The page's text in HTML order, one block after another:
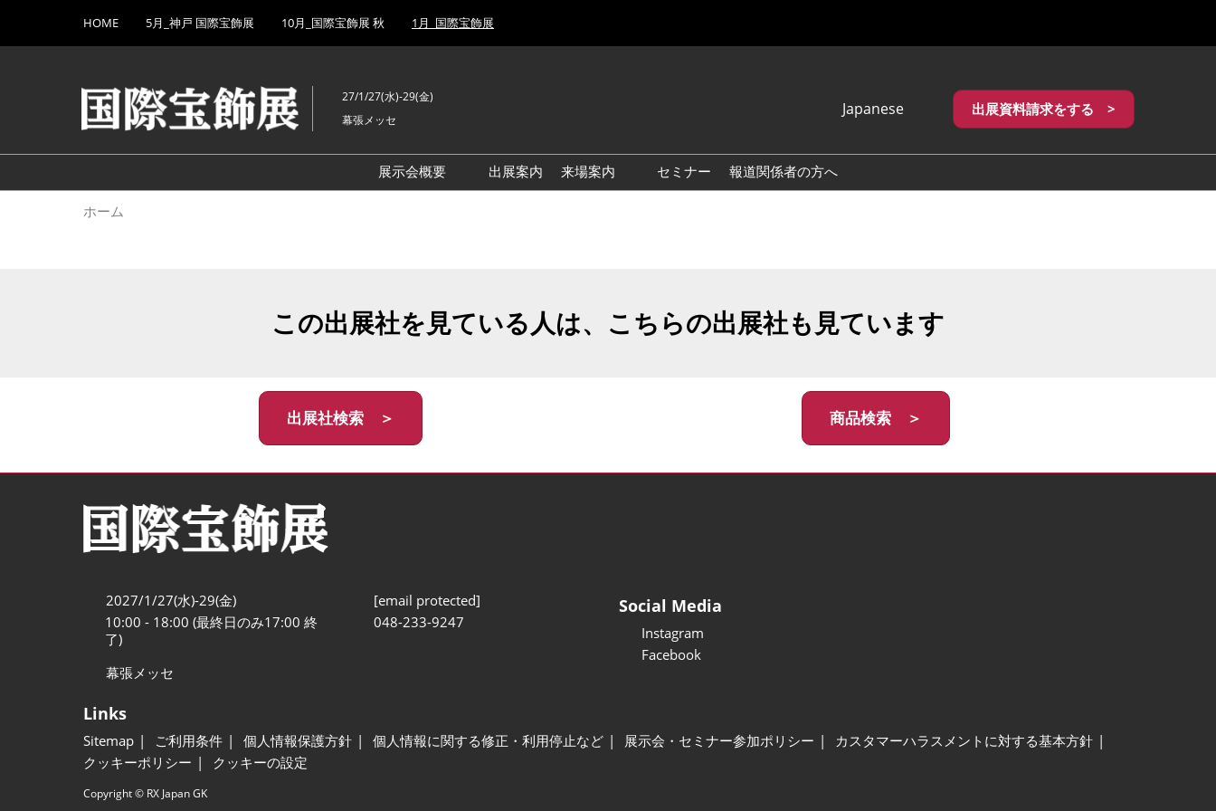
キ
し
て
to
HOME 5月_神戸 国際宝飾展 10月_国際宝飾展 秋 1月_国際宝飾展
27/1/27(水)-29(金)
幕張メッセ
Japanese
English
繁體中文
出展資料請求をする >
展示会概要
出展案内
来場案内
アクセス・来場ガイド
セミナー 報道関係者の方へ
ホーム
この出展社を見ている人は、こちらの出展社も見ています
出展社検索 ＞ 商品検索 ＞
2027/1/27(水)-29(金)
10:00 - 18:00 (最終日のみ17:00 終
了)
幕張メッセ
[email protected]
048-233-9247
Social Media
Instagram
Facebook
Links
Sitemap ご利用条件 個人情報保護方針 個人情報に関する修正・利用停止など 展示会・セミナー参加ポリシー
カスタマーハラスメントに対する基本方針
クッキーポリシー
クッキーの設定
Copyright © RX Japan GK